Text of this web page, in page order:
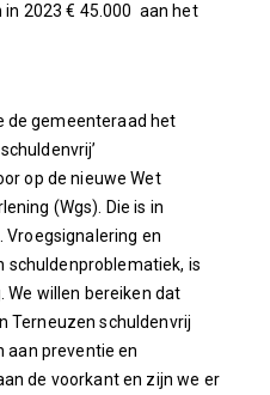
in 2023 € 45.000 aan het
de gemeenteraad het
op de nieuwe Wet
(Wgs). Die is in
Vroegsignalering en
schuldenproblematiek, is
We willen bereiken dat
Terneuzen schuldenvrij
aan preventie en
de voorkant en zijn we er